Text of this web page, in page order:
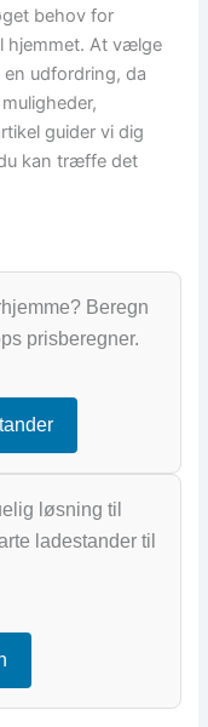
behov for
hjemmet. At vælge
udfordring, da
guider vi dig
kan træffe det
Beregn
prisberegner.
løsning til
ladestander til